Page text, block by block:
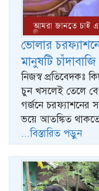
ভোলার
মানুষটি
নিজস্ব প্রতিবেদকঃ
চুন খসলেই তেলে
গর্জনে চরফ্যাশনের
ভয়ে আতঙ্কিত
...বিস্তারিত পড়ুন